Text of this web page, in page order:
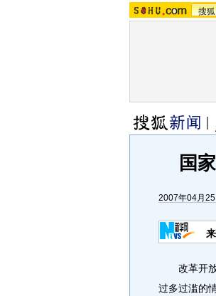
搜狐
国
2007年04月
改革开放
过多过滥的